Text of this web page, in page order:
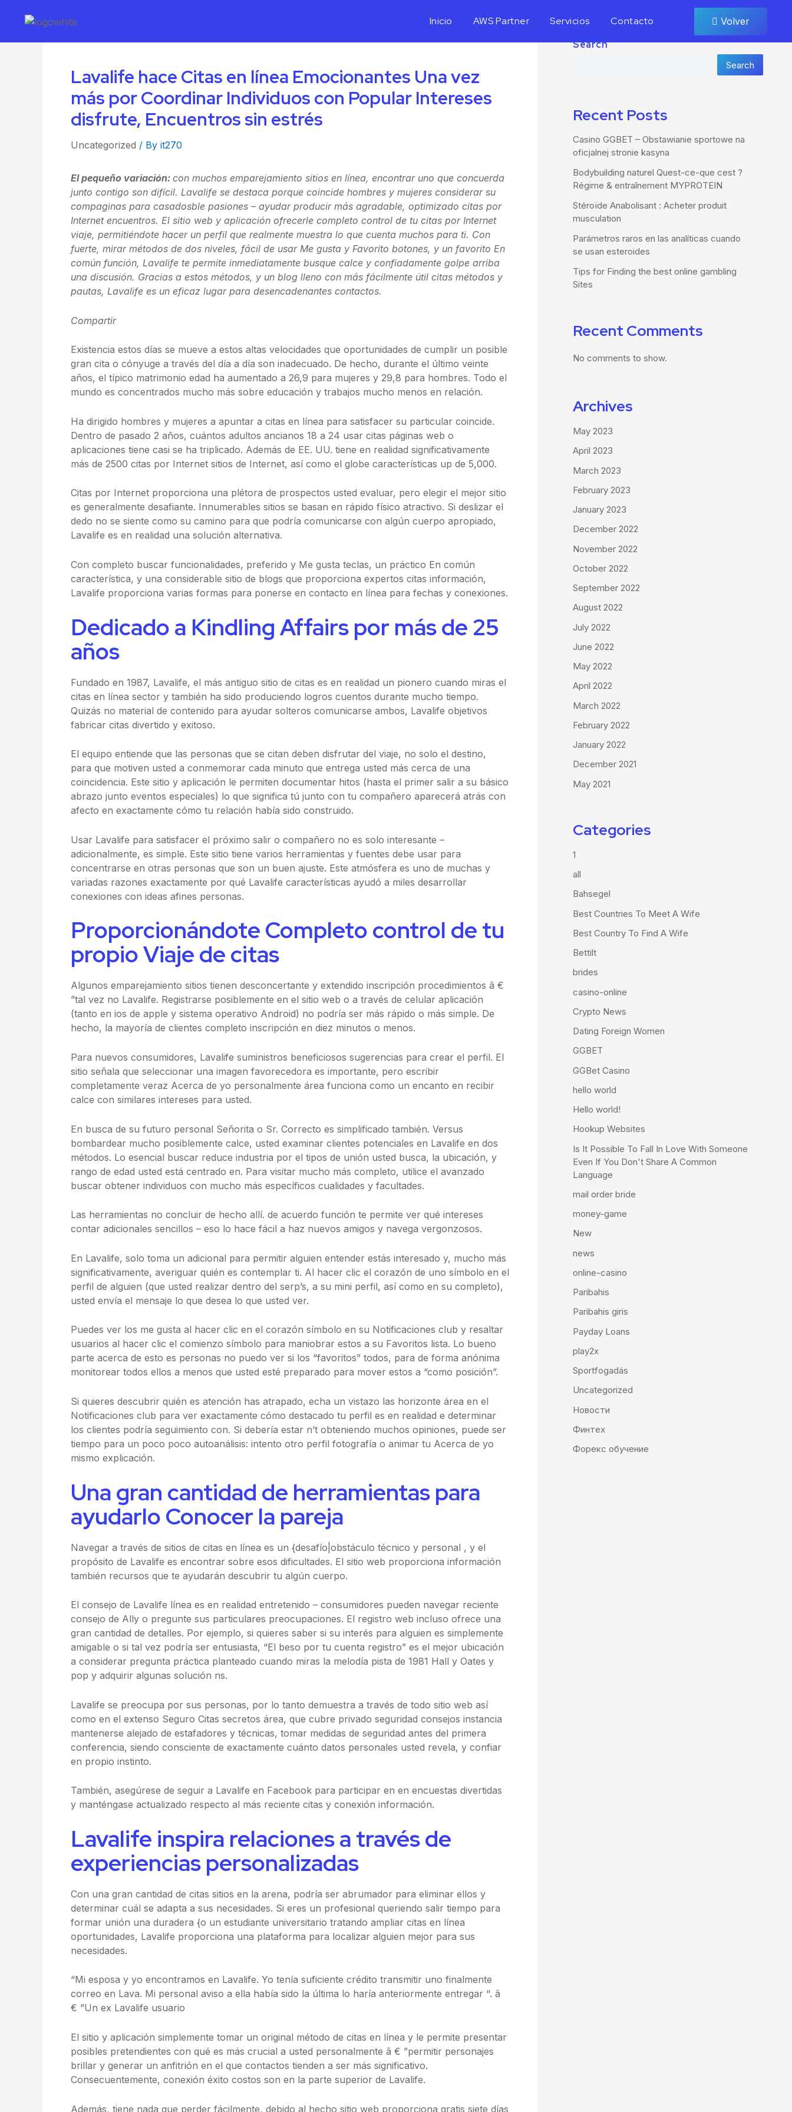
Inicio AWS Partner Servicios Contacto Volver
Lavalife hace Citas en línea Emocionantes Una vez
más por Coordinar Individuos con Popular Intereses
disfrute, Encuentros sin estrés
Uncategorized / By it270
El pequeño variación: con muchos emparejamiento sitios en línea, encontrar uno que concuerda
junto contigo son difícil. Lavalife se destaca porque coincide hombres y mujeres considerar su
compaginas para casadosble pasiones – ayudar producir más agradable, optimizado citas por
Internet encuentros. El sitio web y aplicación ofrecerle completo control de tu citas por Internet
viaje, permitiéndote hacer un perfil que realmente muestra lo que cuenta muchos para ti. Con
fuerte, mirar métodos de dos niveles, fácil de usar Me gusta y Favorito botones, y un favorito En
común función, Lavalife te permite inmediatamente busque calce y confiadamente golpe arriba
una discusión. Gracias a estos métodos, y un blog lleno con más fácilmente útil citas métodos y
pautas, Lavalife es un eficaz lugar para desencadenantes contactos.
Compartir
Existencia estos días se mueve a estos altas velocidades que oportunidades de cumplir un posible
gran cita o cónyuge a través del día a día son inadecuado. De hecho, durante el último veinte
años, el típico matrimonio edad ha aumentado a 26,9 para mujeres y 29,8 para hombres. Todo el
mundo es concentrados mucho más sobre educación y trabajos mucho menos en relación.
Ha dirigido hombres y mujeres a apuntar a citas en línea para satisfacer su particular coincide.
Dentro de pasado 2 años, cuántos adultos ancianos 18 a 24 usar citas páginas web o
aplicaciones tiene casi se ha triplicado. Además de EE. UU. tiene en realidad significativamente
más de 2500 citas por Internet sitios de Internet, así como el globe características up de 5,000.
Citas por Internet proporciona una plétora de prospectos usted evaluar, pero elegir el mejor sitio
es generalmente desafiante. Innumerables sitios se basan en rápido físico atractivo. Si deslizar el
dedo no se siente como su camino para que podría comunicarse con algún cuerpo apropiado,
Lavalife es en realidad una solución alternativa.
Con completo buscar funcionalidades, preferido y Me gusta teclas, un práctico En común
característica, y una considerable sitio de blogs que proporciona expertos citas información,
Lavalife proporciona varias formas para ponerse en contacto en línea para fechas y conexiones.
Dedicado a Kindling Affairs por más de 25
años
Fundado en 1987, Lavalife, el más antiguo sitio de citas es en realidad un pionero cuando miras el
citas en línea sector y también ha sido produciendo logros cuentos durante mucho tiempo.
Quizás no material de contenido para ayudar solteros comunicarse ambos, Lavalife objetivos
fabricar citas divertido y exitoso.
El equipo entiende que las personas que se citan deben disfrutar del viaje, no solo el destino,
para que motiven usted a conmemorar cada minuto que entrega usted más cerca de una
coincidencia. Este sitio y aplicación le permiten documentar hitos (hasta el primer salir a su básico
abrazo junto eventos especiales) lo que significa tú junto con tu compañero aparecerá atrás con
afecto en exactamente cómo tu relación había sido construido.
Usar Lavalife para satisfacer el próximo salir o compañero no es solo interesante –
adicionalmente, es simple. Este sitio tiene varios herramientas y fuentes debe usar para
concentrarse en otras personas que son un buen ajuste. Este atmósfera es uno de muchas y
variadas razones exactamente por qué Lavalife características ayudó a miles desarrollar
conexiones con ideas afines personas.
Proporcionándote Completo control de tu
propio Viaje de citas
Algunos emparejamiento sitios tienen desconcertante y extendido inscripción procedimientos â €
”tal vez no Lavalife. Registrarse posiblemente en el sitio web o a través de celular aplicación
(tanto en ios de apple y sistema operativo Android) no podría ser más rápido o más simple. De
hecho, la mayoría de clientes completo inscripción en diez minutos o menos.
Para nuevos consumidores, Lavalife suministros beneficiosos sugerencias para crear el perfil. El
sitio señala que seleccionar una imagen favorecedora es importante, pero escribir
completamente veraz Acerca de yo personalmente área funciona como un encanto en recibir
calce con similares intereses para usted.
En busca de su futuro personal Señorita o Sr. Correcto es simplificado también. Versus
bombardear mucho posiblemente calce, usted examinar clientes potenciales en Lavalife en dos
métodos. Lo esencial buscar reduce industria por el tipos de unión usted busca, la ubicación, y
rango de edad usted está centrado en. Para visitar mucho más completo, utilice el avanzado
buscar obtener individuos con mucho más específicos cualidades y facultades.
Las herramientas no concluir de hecho allí. de acuerdo función te permite ver qué intereses
contar adicionales sencillos – eso lo hace fácil a haz nuevos amigos y navega vergonzosos.
En Lavalife, solo toma un adicional para permitir alguien entender estás interesado y, mucho más
significativamente, averiguar quién es contemplar ti. Al hacer clic el corazón de uno símbolo en el
perfil de alguien (que usted realizar dentro del serp’s, a su mini perfil, así como en su completo),
usted envía el mensaje lo que desea lo que usted ver.
Puedes ver los me gusta al hacer clic en el corazón símbolo en su Notificaciones club y resaltar
usuarios al hacer clic el comienzo símbolo para maniobrar estos a su Favoritos lista. Lo bueno
parte acerca de esto es personas no puedo ver si los “favoritos” todos, para de forma anónima
monitorear todos ellos a menos que usted esté preparado para mover estos a “como posición”.
Si quieres descubrir quién es atención has atrapado, echa un vistazo las horizonte área en el
Notificaciones club para ver exactamente cómo destacado tu perfil es en realidad e determinar
los clientes podría seguimiento con. Si debería estar n’t obteniendo muchos opiniones, puede ser
tiempo para un poco poco autoanálisis: intento otro perfil fotografía o animar tu Acerca de yo
mismo explicación.
Una gran cantidad de herramientas para
ayudarlo Conocer la pareja
Navegar a través de sitios de citas en línea es un {desafío|obstáculo técnico y personal , y el
propósito de Lavalife es encontrar sobre esos dificultades. El sitio web proporciona información
también recursos que te ayudarán descubrir tu algún cuerpo.
El consejo de Lavalife línea es en realidad entretenido – consumidores pueden navegar reciente
consejo de Ally o pregunte sus particulares preocupaciones. El registro web incluso ofrece una
gran cantidad de detalles. Por ejemplo, si quieres saber si su interés para alguien es simplemente
amigable o si tal vez podría ser entusiasta, “El beso por tu cuenta registro” es el mejor ubicación
a considerar pregunta práctica planteado cuando miras la melodía pista de 1981 Hall y Oates y
pop y adquirir algunas solución ns.
Lavalife se preocupa por sus personas, por lo tanto demuestra a través de todo sitio web así
como en el extenso Seguro Citas secretos área, que cubre privado seguridad consejos instancia
mantenerse alejado de estafadores y técnicas, tomar medidas de seguridad antes del primera
conferencia, siendo consciente de exactamente cuánto datos personales usted revela, y confiar
en propio instinto.
También, asegúrese de seguir a Lavalife en Facebook para participar en en encuestas divertidas
y manténgase actualizado respecto al más reciente citas y conexión información.
Lavalife inspira relaciones a través de
experiencias personalizadas
Con una gran cantidad de citas sitios en la arena, podría ser abrumador para eliminar ellos y
determinar cuál se adapta a sus necesidades. Si eres un profesional queriendo salir tiempo para
formar unión una duradera {o un estudiante universitario tratando ampliar citas en línea
oportunidades, Lavalife proporciona una plataforma para localizar alguien mejor para sus
necesidades.
“Mi esposa y yo encontramos en Lavalife. Yo tenía suficiente crédito transmitir uno finalmente
correo en Lava. Mi personal aviso a ella había sido la última lo haría anteriormente entregar “. â
€ ”Un ex Lavalife usuario
El sitio y aplicación simplemente tomar un original método de citas en línea y le permite presentar
posibles pretendientes con qué es más crucial a usted personalmente â € ”permitir personajes
brillar y generar un anfitrión en el que contactos tienden a ser más significativo.
Consecuentemente, conexión éxito costos son en la parte superior de Lavalife.
Además, tiene nada que perder fácilmente, debido al hecho sitio web proporciona gratis siete días
Search
Search
Recent Posts
Casino GGBET – Obstawianie sportowe na
oficjalnej stronie kasyna
Bodybuilding naturel Quest-ce-que cest ?
Régime & entraînement MYPROTEIN
Stéroïde Anabolisant : Acheter produit
musculation
Parámetros raros en las analíticas cuando
se usan esteroides
Tips for Finding the best online gambling
Sites
Recent Comments
No comments to show.
Archives
May 2023
April 2023
March 2023
February 2023
January 2023
December 2022
November 2022
October 2022
September 2022
August 2022
July 2022
June 2022
May 2022
April 2022
March 2022
February 2022
January 2022
December 2021
May 2021
Categories
1
all
Bahsegel
Best Countries To Meet A Wife
Best Country To Find A Wife
Bettilt
brides
casino-online
Crypto News
Dating Foreign Women
GGBET
GGBet Casino
hello world
Hello world!
Hookup Websites
Is It Possible To Fall In Love With Someone
Even If You Don't Share A Common
Language
mail order bride
money-game
New
news
online-casino
Paribahis
Paribahis giris
Payday Loans
play2x
Sportfogadás
Uncategorized
Новости
Финтех
Форекс обучение